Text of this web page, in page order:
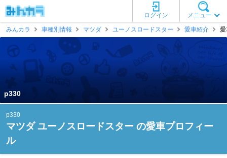
メニュー
ログイン
みんカラ
車種別情報 マツダ ユーノスロードスター 愛車紹介
p330
p330
マツダ ユーノスロードスター の愛車プロフィー
ル